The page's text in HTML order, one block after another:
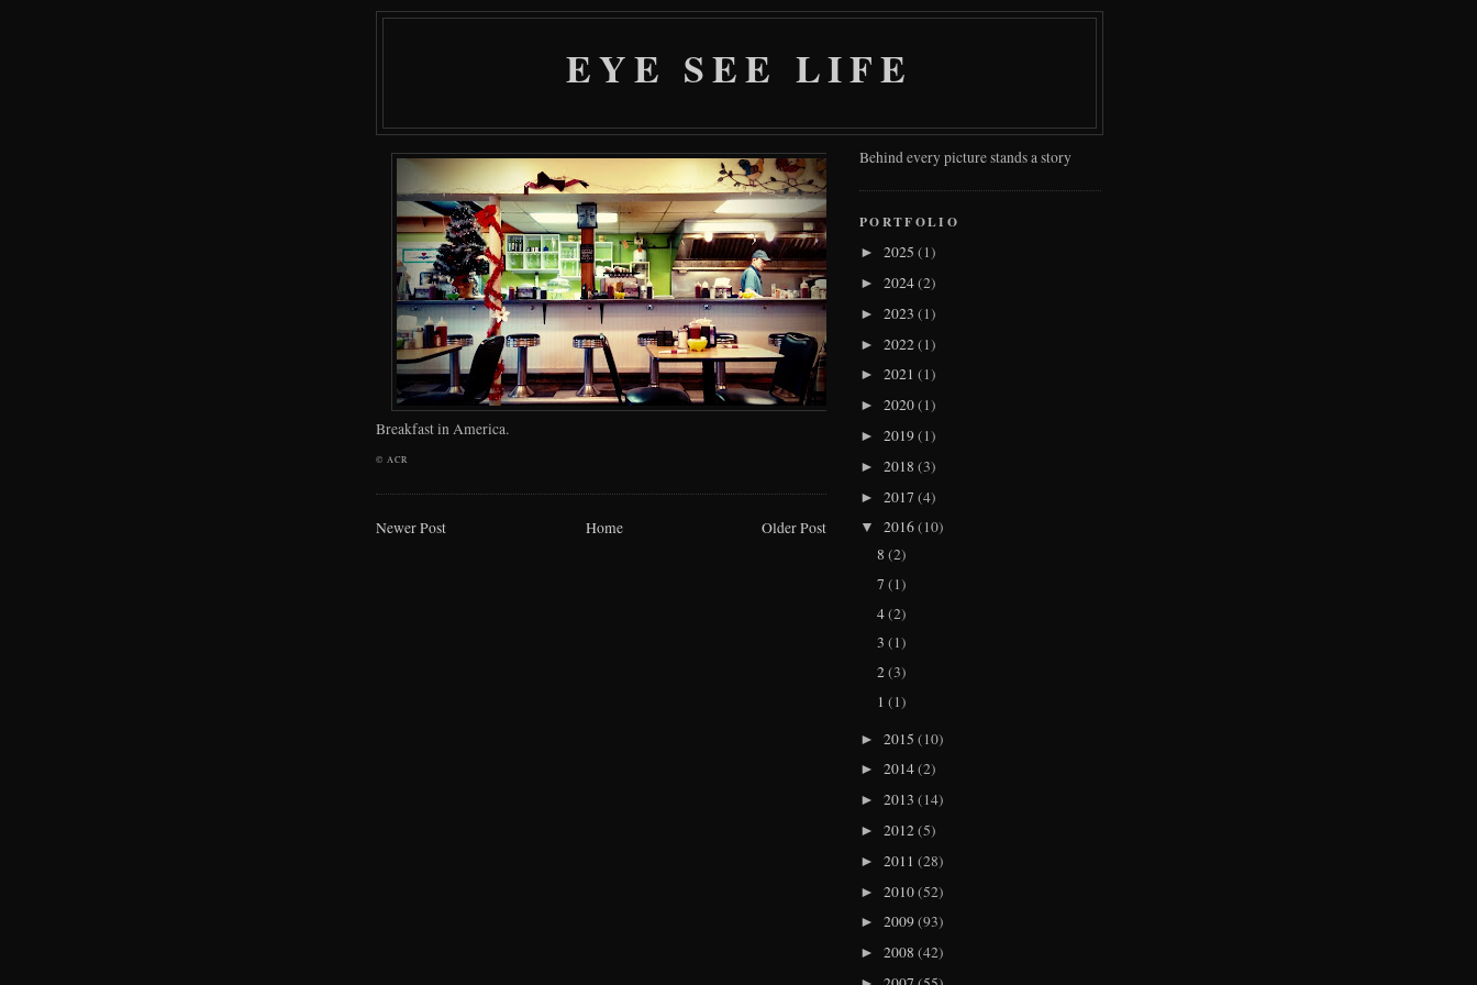
EYE SEE LIFE
Breakfast in America.
© ACR
Newer Post Older Post
Home
Behind every picture stands a story
PORTFOLIO
► 2025 (1)
► 2024(2)
► 2023 (1)
► 2022(1)
► 2021 (1)
► 2020(1)
► 2019(1)
► 2018 (3)
► 2017 (4)
▼ 2016(10)
8(2)
7(1)
4(2)
3(1)
2(3)
1(1)
► 2015 (10)
► 2014(2)
► 2013 (14)
► 2012(5)
► 2011 (28)
► 2010(52)
► 2009(93)
► 2008 (42)